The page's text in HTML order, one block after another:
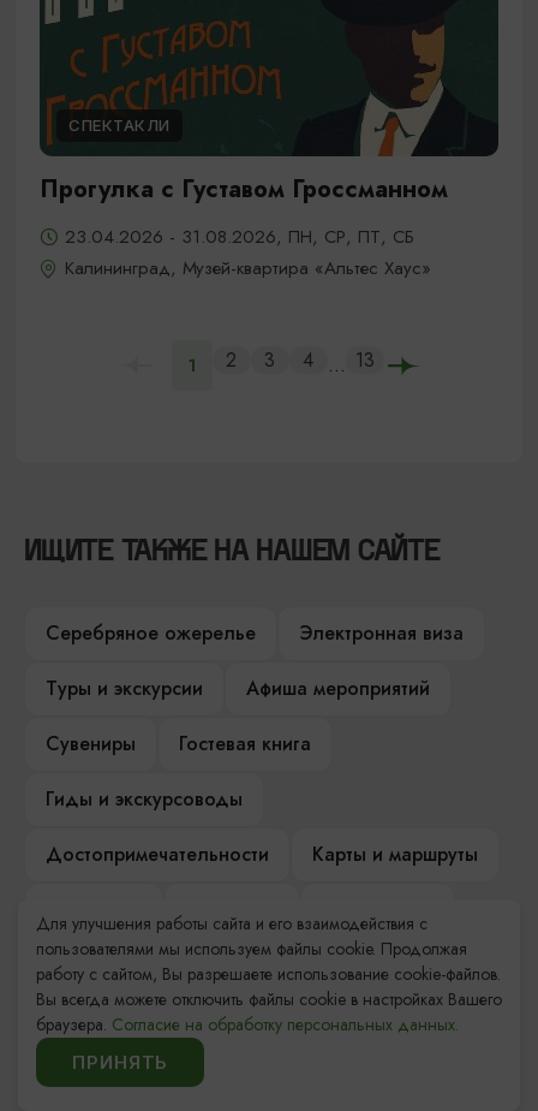
СПЕКТАКЛИ
Прогулка с Густавом Гроссманном
23.04.2026 - 31.08.2026, ПН, СР, ПТ, СБ
Калининград, Музей-квартира «Альтес Хаус»
1 2 3 4 ... 13
ИЩИТЕ ТАКЖЕ НА НАШЕМ САЙТЕ
Серебряное ожерелье
Электронная виза
Туры и экскурсии
Афиша мероприятий
Сувениры
Гостевая книга
Гиды и экскурсоводы
Достопримечательности
Карты и маршруты
Компас Балтийской кухни
Настоящий Калининградец
Музеи
Для улучшения работы сайта и его взаимодействия с
пользователями мы используем файлы cookie. Продолжая
работу с сайтом, Вы разрешаете использование cookie-файлов.
Вы всегда можете отключить файлы cookie в настройках Вашего
браузера. Согласие на обработку персональных данных.
ПРИНЯТЬ